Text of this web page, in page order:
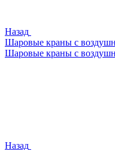
Назад
Шаровые краны с
Шаровые краны с
Назад